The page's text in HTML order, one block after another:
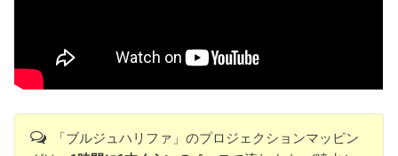
「ブルジュハリファ」のプロジェクションマッピン